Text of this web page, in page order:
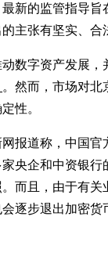
新的监管指导旨
主张有坚实、合
数字资产发展，
。然而，市场对北
性。
报道称，中国官
央企和中资银行
而且，由于有关
逐步退出加密货